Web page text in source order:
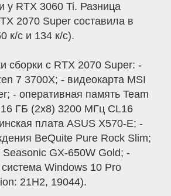
у RTX 3060 Ti. Разница
2070 Super составила в
к/с и 134 к/с).
сборки с RTX 2070 Super: -
7 3700X; - видеокарта MSI
- оперативная память Team
ГБ (2x8) 3200 МГц CL16
плата ASUS X570-E; -
BeQuite Pure Rock Slim;
Seasonic GX-650W Gold; -
Windows 10 Pro
21H2, 19044).